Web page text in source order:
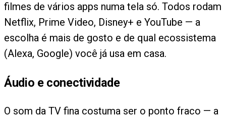
filmes de vários apps numa tela só. Todos rodam
Netflix, Prime Video, Disney+ e YouTube — a
escolha é mais de gosto e de qual ecossistema
(Alexa, Google) você já usa em casa.
Áudio e conectividade
O som da TV fina costuma ser o ponto fraco — a